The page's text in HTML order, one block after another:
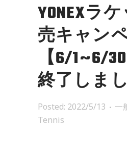
YONEXラ
売キャン
【6/1~6/
終了しまし
Posted: 2022/5/13 一
Tennis